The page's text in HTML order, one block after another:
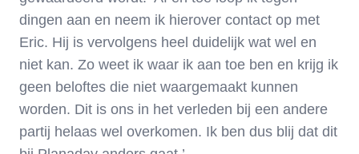
dingen aan en neem ik hierover contact op met
Eric. Hij is vervolgens heel duidelijk wat wel en
niet kan. Zo weet ik waar ik aan toe ben en krijg ik
geen beloftes die niet waargemaakt kunnen
worden. Dit is ons in het verleden bij een andere
partij helaas wel overkomen. Ik ben dus blij dat dit